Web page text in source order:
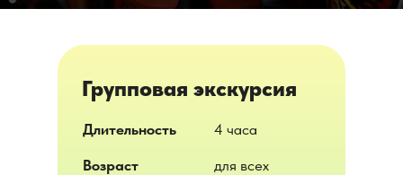
Групповая экскурсия
Длительность
4 часа
Возраст
для всех